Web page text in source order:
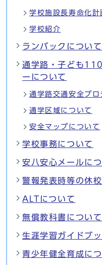
学校施設長寿命化計
学校紹介
ランバックについて
通学路・子ども
ーについて
通学路交通安全プ
通学区域について
安全マップについて
学校事務について
安八安心メールに
警報発表時等の休
ALTについて
無償教科書について
生涯学習ガイドブッ
青少年健全育成に